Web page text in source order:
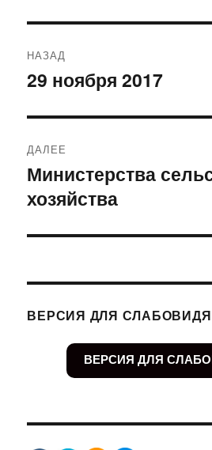
по
НАЗАД
Предыдущая
29 ноября 2017
ДАЛЕЕ
Следующая
запись:
Министерства
хозяйства
ВЕРСИЯ ДЛЯ
ВЕРСИЯ ДЛЯ